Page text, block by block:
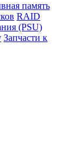
память
RAID
(PSU)
Запчасти к